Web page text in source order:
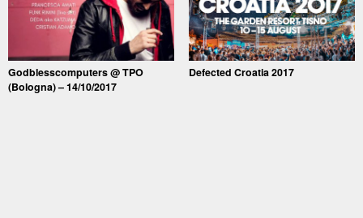
Godblesscomputers @ TPO
(Bologna) – 14/10/2017
Defected Croatia 2017